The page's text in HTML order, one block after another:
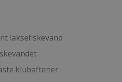
laksefiskevand
klubaftener